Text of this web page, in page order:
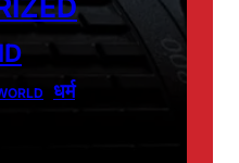
धर्म